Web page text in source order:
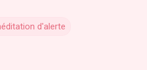
d'alerte